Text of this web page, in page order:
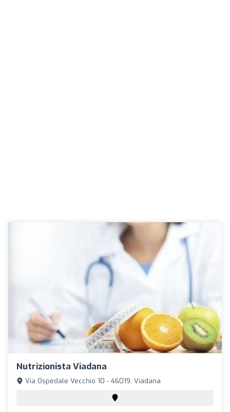
Nutrizionista Viadana
Via Ospedale Vecchio 10 - 46019, Viadana